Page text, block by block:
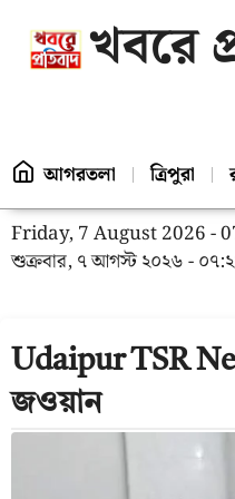
খবরে
আগরতলা ত্রিপুরা
Friday, 7 August 2026 -
শুক্রবার, ৭ আগস্ট ২০২৬ - ০৭:২১
Udaipur TSR
জওয়ান